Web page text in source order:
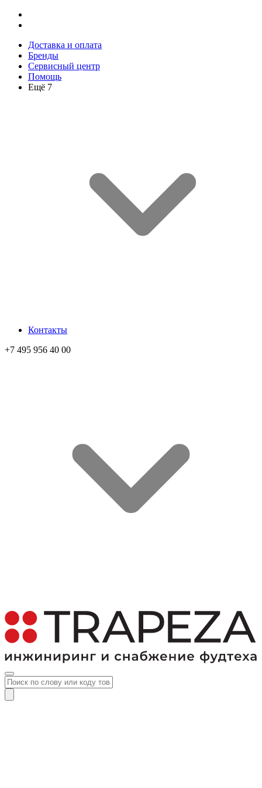
Доставка и оплата
Бренды
Сервисный центр
Помощь
Ещё 7
Контакты
+7 495 956 40 00